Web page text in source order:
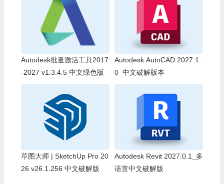
Autodesk批量激活工具2017
-2027 v1.3.4.5 中文绿色版
Autodesk AutoCAD 2027.1.
0_中文破解版本
草图大师 | SketchUp Pro 20
26 v26.1.256 中文破解版
Autodesk Revit 2027.0.1_多
语言中文破解版